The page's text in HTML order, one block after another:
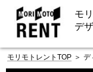
モ
デ
モリモトレントTOP ＞ デ